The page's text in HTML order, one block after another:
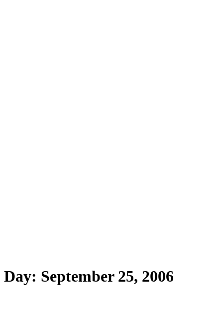
Day: September 25, 2006